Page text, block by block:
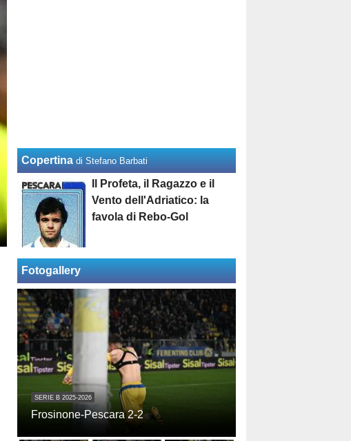
Copertina di Stefano Barbati
Il Profeta, il Ragazzo e il
Vento dell'Adriatico: la
favola di Rebo-Gol
Fotogallery
SERIE B 2025-2026
Frosinone-Pescara 2-2